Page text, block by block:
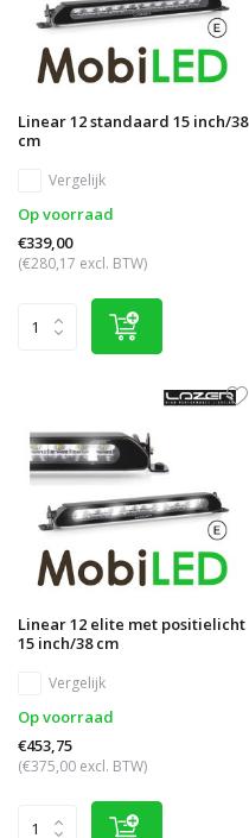
Linear 12 standaard 15 inch/38
cm
Vergelijk
Op voorraad
€339,00
(€280,17 excl. BTW)
Linear 12 elite met positielicht
15 inch/38 cm
Vergelijk
Op voorraad
€453,75
(€375,00 excl. BTW)